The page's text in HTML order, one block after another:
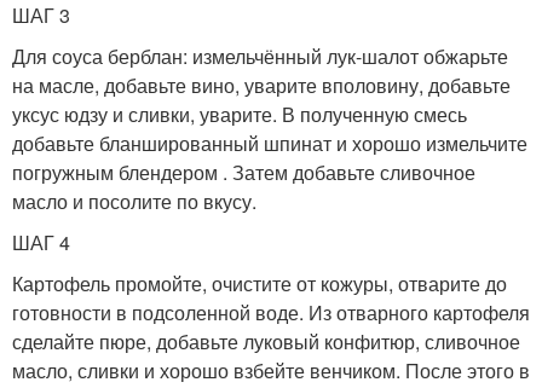
ШАГ 3
Для соуса берблан: измельчённый лук-шалот обжарьте
на масле, добавьте вино, уварите вполовину, добавьте
уксус юдзу и сливки, уварите. В полученную смесь
добавьте бланшированный шпинат и хорошо измельчите
погружным блендером . Затем добавьте сливочное
масло и посолите по вкусу.
ШАГ 4
Картофель промойте, очистите от кожуры, отварите до
готовности в подсоленной воде. Из отварного картофеля
сделайте пюре, добавьте луковый конфитюр, сливочное
масло, сливки и хорошо взбейте венчиком. После этого в